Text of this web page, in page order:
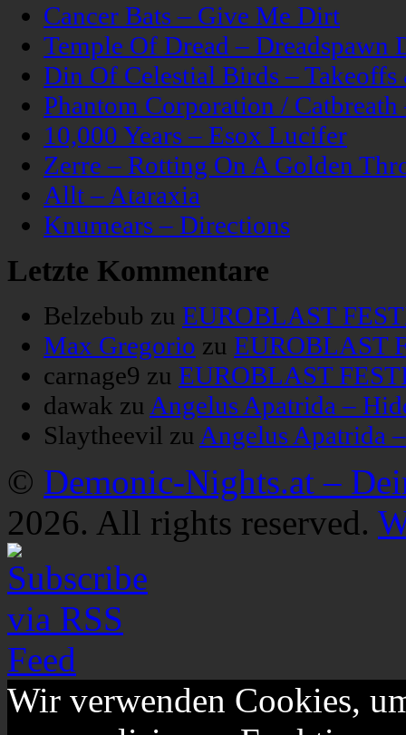
Cancer Bats – Give Me Dirt
Temple Of Dread – Dreadspawn
Din Of Celestial Birds –
Phantom Corporation /
10,000 Years – Esox Lucifer
Zerre – Rotting On A Golden
Allt – Ataraxia
Knumears – Directions
Letzte Kommentare
Belzebub zu EUROBLAST
Max Gregorio zu EUROBLAST
carnage9 zu EUROBLAST
dawak zu Angelus Apatrida –
Slaytheevil zu Angelus Apatrida
© Demonic-Nights.at –
2026. All rights reserved.
Wir verwenden Cookies,